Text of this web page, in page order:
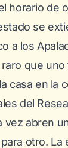
horario de
se
a los
que uno
casa en la
del
vez abren
otro. La